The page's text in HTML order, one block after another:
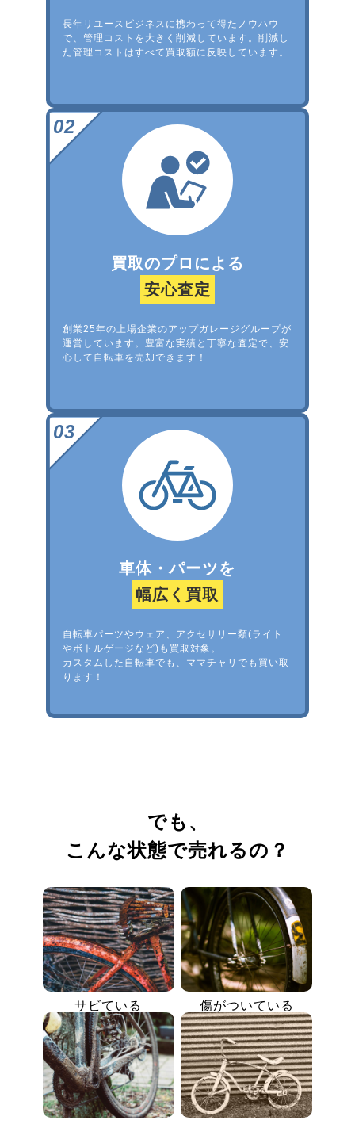
長年リユースビジネスに携わって得たノウハウ
で、管理コストを大きく削減しています。削減し
た管理コストはすべて買取額に反映しています。
買取のプロによる
安心査定
創業25年の上場企業のアップガレージグループが
運営しています。豊富な実績と丁寧な査定で、安
心して自転車を売却できます！
車体・パーツを
幅広く買取
自転車パーツやウェア、アクセサリー類(ライト
やボトルゲージなど)も買取対象。
カスタムした自転車でも、ママチャリでも買い取
ります！
でも、
こんな状態で売れるの？
サビている 傷がついている